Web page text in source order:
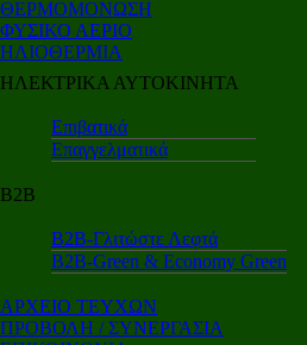
ΘΕΡΜΟΜΟΝΩΣΗ
ΦΥΣΙΚΟ ΑΕΡΙΟ
ΗΛΙΟΘΕΡΜΙΑ
ΗΛΕΚΤΡΙΚΑ ΑΥΤΟΚΙΝΗΤΑ
Επιβατικά
Επαγγελματικά
Β2Β
Β2Β-Γλιτώστε Λεφτά
Β2Β-Green & Economy Green
ΑΡΧΕΙΟ ΤΕΥΧΩΝ
ΠΡΟΒΟΛΗ / ΣΥΝΕΡΓΑΣΙΑ